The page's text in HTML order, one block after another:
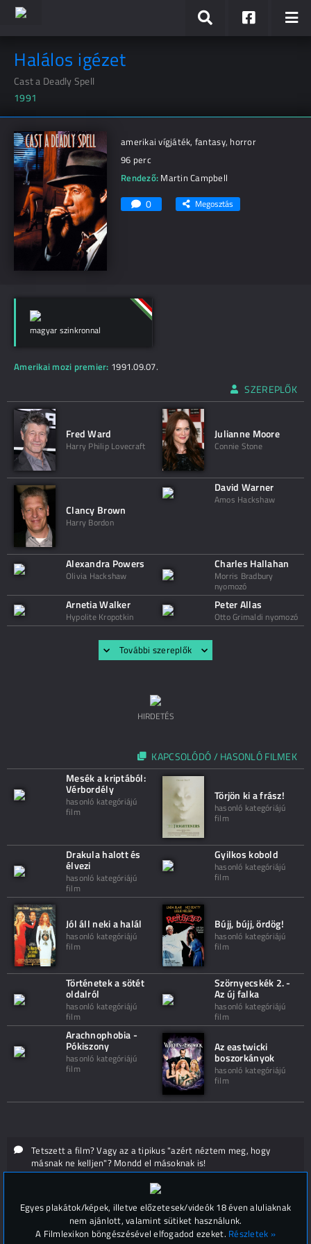
Halálos igézet
Cast a Deadly Spell
1991
amerikai vígjáték, fantasy, horror
96 perc
Rendező: Martin Campbell
0 Megosztás
magyar szinkronnal
Amerikai mozi premier: 1991.09.07.
SZEREPLŐK
Fred Ward
Harry Philip Lovecraft
Julianne Moore
Connie Stone
Clancy Brown
Harry Bordon
David Warner
Amos Hackshaw
Alexandra Powers
Olivia Hackshaw
Charles Hallahan
Morris Bradbury
nyomozó
Arnetia Walker
Hypolite Kropotkin
Peter Allas
Otto Grimaldi nyomozó
További szereplők
HIRDETÉS
KAPCSOLÓDÓ / HASONLÓ FILMEK
Mesék a kriptából:
Vérbordély
hasonló kategóriájú
film
Törjön ki a frász!
hasonló kategóriájú
film
Drakula halott és
élvezi
hasonló kategóriájú
film
Gyilkos kobold
hasonló kategóriájú
film
Jól áll neki a halál
hasonló kategóriájú
film
Bújj, bújj, ördög!
hasonló kategóriájú
film
Történetek a sötét
oldalról
hasonló kategóriájú
film
Szörnyecskék 2. -
Az új falka
hasonló kategóriájú
film
Arachnophobia -
Pókiszony
hasonló kategóriájú
film
Az eastwicki
boszorkányok
hasonló kategóriájú
film
Tetszett a film? Vagy az a tipikus "azért néztem meg, hogy
másnak ne kelljen"? Mondd el másoknak is!
Hozzászólások (
Egyes plakátok/képek, illetve előzetesek/videók 18 éven aluliaknak
nem ajánlott, valamint sütiket használunk.
A Filmlexikon böngészésével elfogadod ezeket. Részletek »